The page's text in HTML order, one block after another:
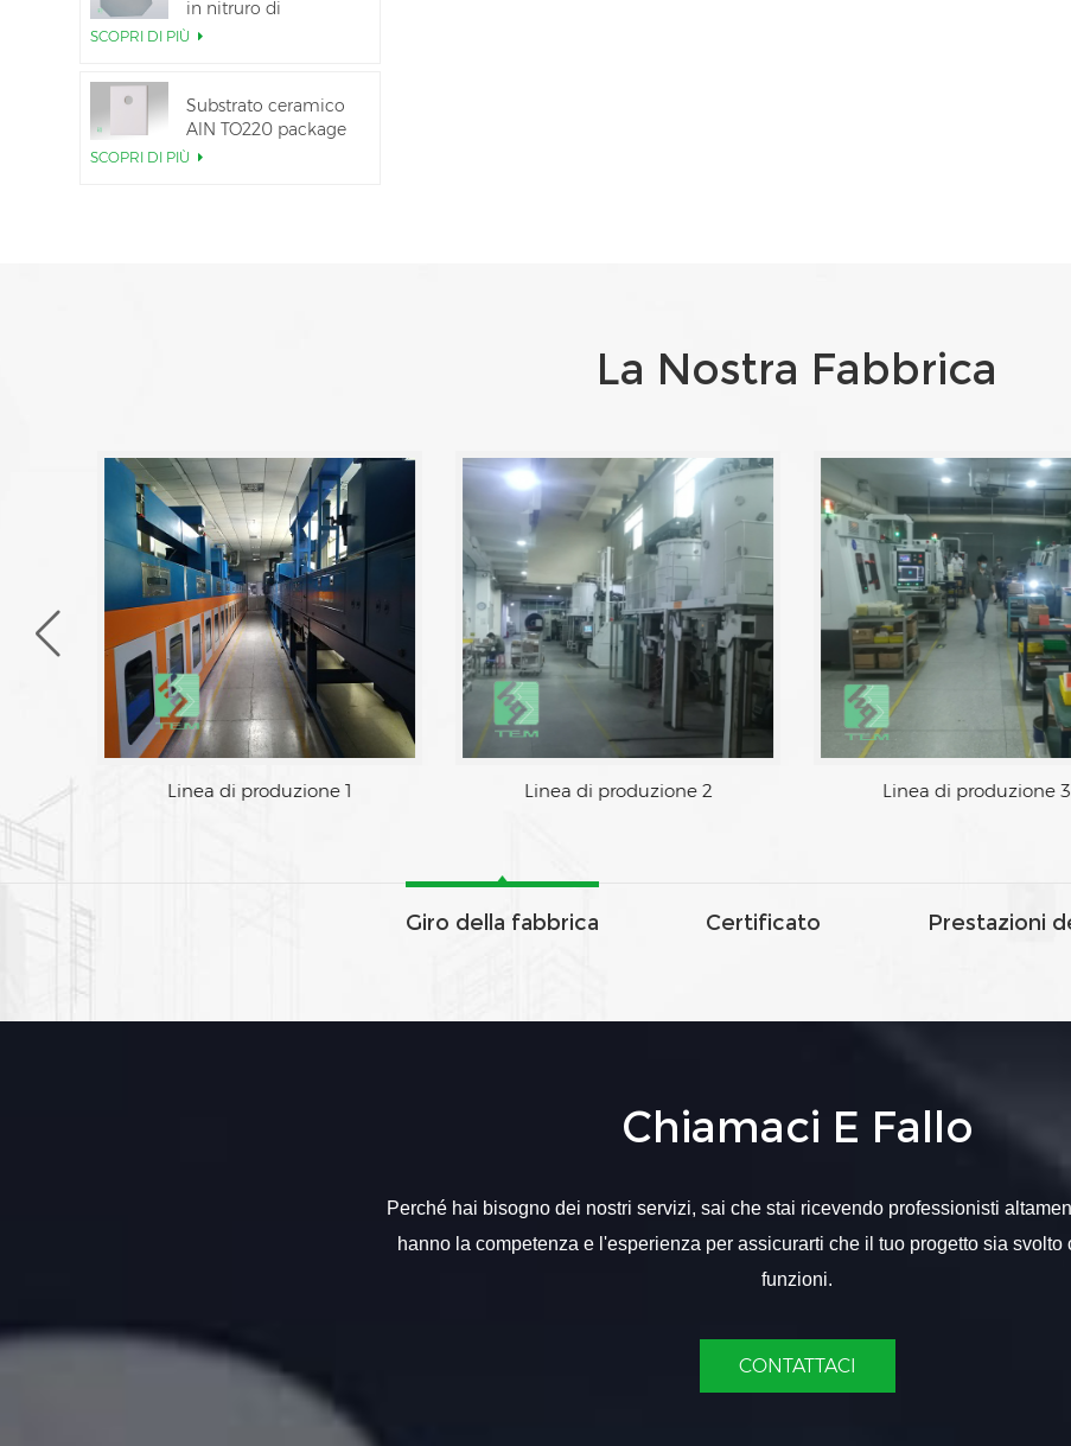
in nitruro di
alluminio da 12
SCOPRI DI PIÙ
Substrato ceramico
AlN TO220 package
SCOPRI DI PIÙ
La Nostra Fabbrica
Zona di fabbrica Linea di produzione 1 Linea di produzione 2
Giro della fabbrica Certificato Prestazioni
Chiamaci E Fallo
Perché hai bisogno dei nostri servizi, sai che stai ricevendo professionisti
hanno la competenza e l'esperienza per assicurarti che il tuo progetto sia svolto
funzioni.
CONTATTACI